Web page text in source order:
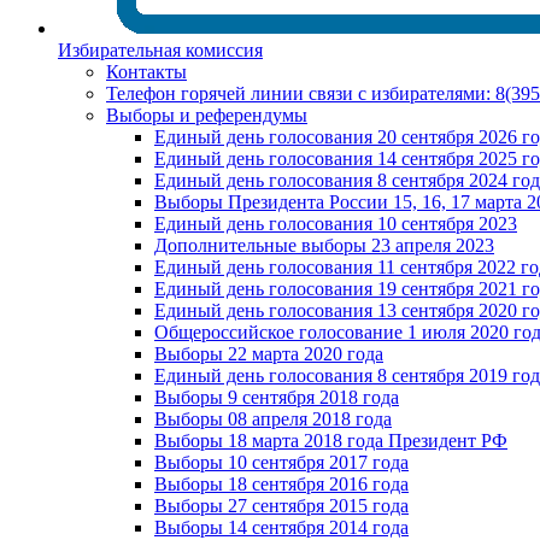
Избирательная комиссия
Контакты
Телефон горячей линии связи с избирателями:
Выборы и референдумы
Единый день голосования 20 сентября 2026
Единый день голосования 14 сентября 2025
Единый день голосования 8 сентября 2024
Выборы Президента России 15, 16, 17 марта
Единый день голосования 10 сентября 2023
Дополнительные выборы 23 апреля 2023
Единый день голосования 11 сентября 2022
Единый день голосования 19 сентября 2021
Единый день голосования 13 сентября 2020
Общероссийское голосование 1 июля 2020
Выборы 22 марта 2020 года
Единый день голосования 8 сентября 2019
Выборы 9 сентября 2018 года
Выборы 08 апреля 2018 года
Выборы 18 марта 2018 года Президент РФ
Выборы 10 сентября 2017 года
Выборы 18 сентября 2016 года
Выборы 27 сентября 2015 года
Выборы 14 сентября 2014 года